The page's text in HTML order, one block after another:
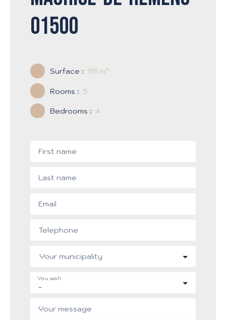
01500
Surface : 118 m²
Rooms : 5
Bedrooms : 4
First name
Last name
Email
Telephone
Your municipality
-
You wish
Your message